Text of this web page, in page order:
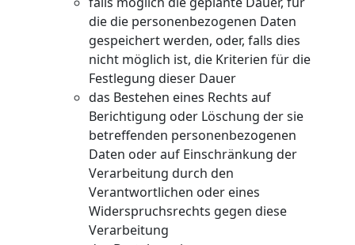
die die personenbezogenen Daten
gespeichert werden, oder, falls dies
nicht möglich ist, die Kriterien für die
Festlegung dieser Dauer
das Bestehen eines Rechts auf
Berichtigung oder Löschung der sie
betreffenden personenbezogenen
Daten oder auf Einschränkung der
Verarbeitung durch den
Verantwortlichen oder eines
Widerspruchsrechts gegen diese
Verarbeitung